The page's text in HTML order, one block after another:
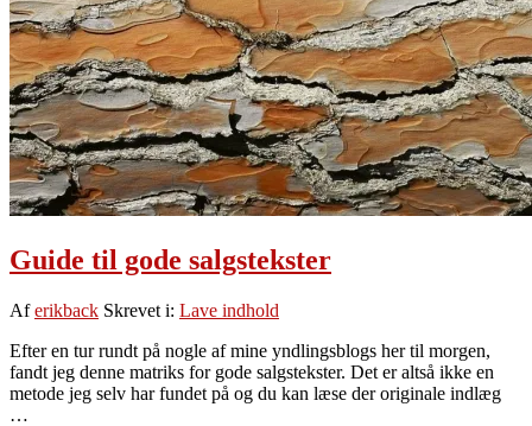
Guide til gode salgstekster
Aferikback Skrevet i: Lave indhold
Efter en tur rundt på nogle af mine yndlingsblogs her til morgen,
fandt jeg denne matriks for gode salgstekster. Det er altså ikke en
metode jeg selv har fundet på og du kan læse der originale indlæg
…